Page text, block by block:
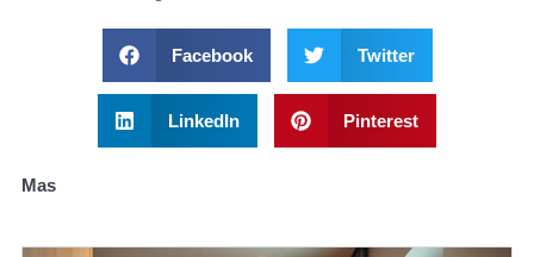
Facebook Twitter
LinkedIn Pinterest
Mas